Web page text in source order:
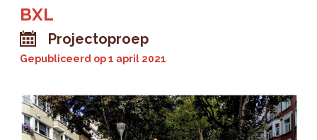
BXL
Projectoproep
Gepubliceerd op1 april 2021